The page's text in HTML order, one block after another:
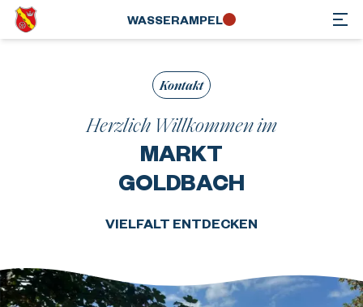
WASSER­AMPEL
Kontakt
Herzlich Willkommen im
MARKT
GOLDBACH
VIELFALT ENTDECKEN